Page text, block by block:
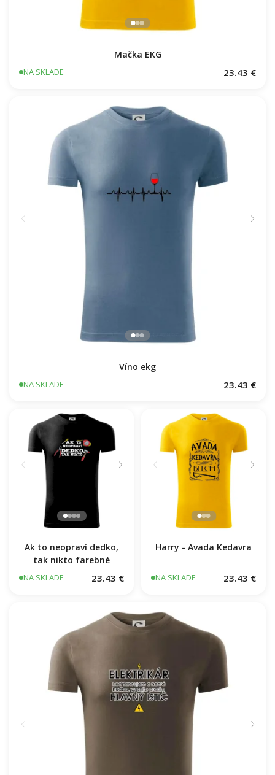
Mačka EKG
NA SKLADE 23.43 €
Víno ekg
NA SKLADE 23.43 €
Ak to neopraví dedko,
tak nikto farebné
NA SKLADE 23.43 €
Harry - Avada Kedavra
NA SKLADE 23.43 €